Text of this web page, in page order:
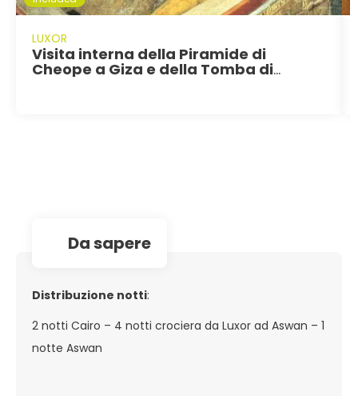
LUXOR
Visita interna della Piramide di
Cheope a Giza e della Tomba di
da sapere
Distribuzione notti:
2 notti Cairo – 4 notti crociera da Luxor ad Aswan – 1
notte Aswan